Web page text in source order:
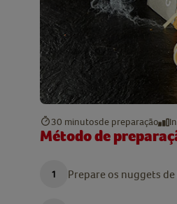
30 minutosde preparação
Método de
Prepare os nuggets